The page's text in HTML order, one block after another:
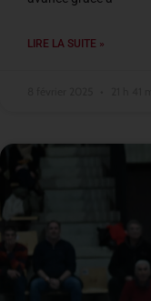
LIRE LA SUITE »